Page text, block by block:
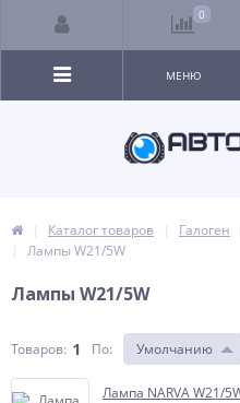
МЕНЮ
Каталог товаров Галоген
Лампы W21/5W
Лампы W21/5W
Товаров: 1 По: Умолчанию
Лампа NARVA W21/
0